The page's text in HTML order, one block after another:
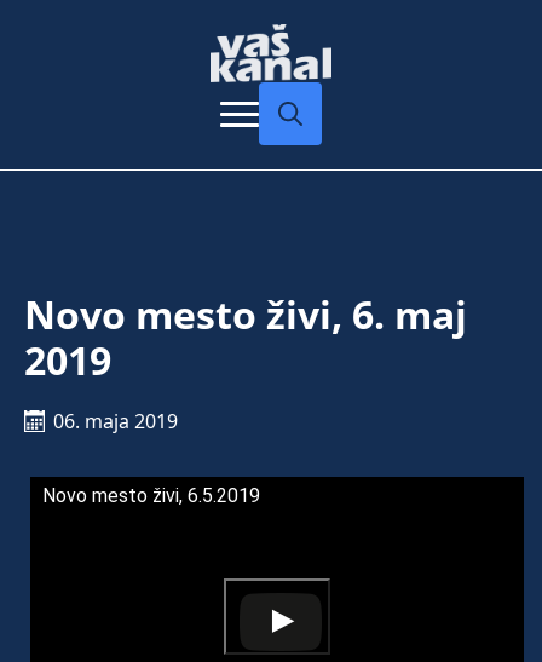
Novo mesto živi, 6. maj
2019
06. maja 2019
Novo mesto živi, 6.5.2019